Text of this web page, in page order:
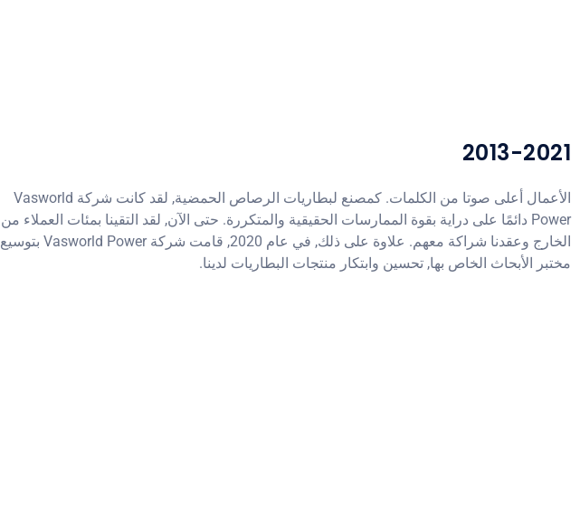
2013-2021
الأعمال أعلى صوتا من الكلمات. كمصنع لبطاريات الرصاص الحمضية, لقد كانت شركة Vasworld
Power دائمًا على دراية بقوة الممارسات الحقيقية والمتكررة. حتى الآن, لقد التقينا بمئات العملاء من
الخارج وعقدنا شراكة معهم. علاوة على ذلك, في عام 2020, قامت شركة Vasworld Power بتوسيع
مختبر الأبحاث الخاص بها, تحسين وابتكار منتجات البطاريات لدينا.